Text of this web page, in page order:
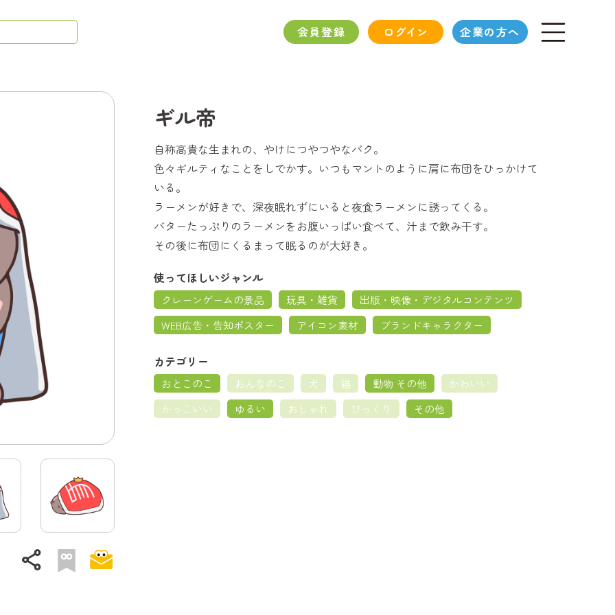
会員登録 ログイン 企業の方へ
share
ギル帝
自称高貴な生まれの、やけにつやつやなバク。
色々ギルティなことをしでかす。いつもマントのように肩に布団をひっかけて
いる。
ラーメンが好きで、深夜眠れずにいると夜食ラーメンに誘ってくる。
バターたっぷりのラーメンをお腹いっぱい食べて、汁まで飲み干す。
その後に布団にくるまって眠るのが大好き。
使ってほしいジャンル
クレーンゲームの景品 玩具・雑貨
出版・映像・デジタルコンテンツ
WEB広告・告知ポスター
アイコン素材 ブランドキャラクター
カテゴリー
おとこのこ おんなのこ 犬 猫 動物 その他
かわいい
かっこいい
ゆるい おしゃれ びっくり その他